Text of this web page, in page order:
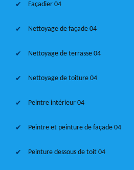
Façadier 04
Nettoyage de façade 04
Nettoyage de terrasse 04
Nettoyage de toiture 04
Peintre intérieur 04
Peintre et peinture de façade 04
Peinture dessous de toit 04